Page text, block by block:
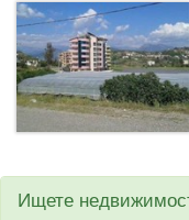
Ищете